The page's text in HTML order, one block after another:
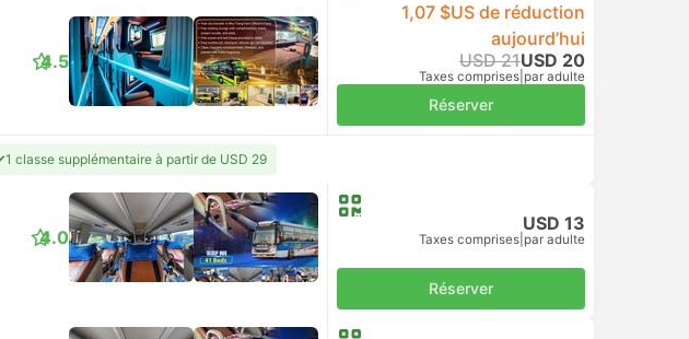
4.5
1,07 $US de réduction
aujourd’hui
USD 21USD 20
Taxes comprises par adulte
Réserver
1 classe supplémentaire à partir de USD 29
4.0
USD 13
Taxes comprises par adulte
Réserver